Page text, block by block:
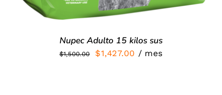
Nupec Adulto 15 kilos sus
$1,500.00
El
$1,427.00 El
/ mes